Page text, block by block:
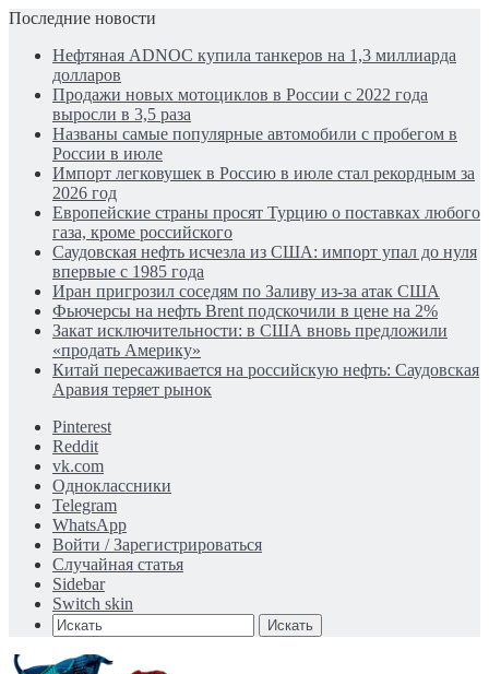
Последние новости
Нефтяная ADNOC купила танкеров на 1,3 миллиарда
долларов
Продажи новых мотоциклов в России с 2022 года
выросли в 3,5 раза
Названы самые популярные автомобили с пробегом в
России в июле
Импорт легковушек в Россию в июле стал рекордным за
2026 год
Европейские страны просят Турцию о поставках любого
газа, кроме российского
Саудовская нефть исчезла из США: импорт упал до нуля
впервые с 1985 года
Иран пригрозил соседям по Заливу из-за атак США
Фьючерсы на нефть Brent подскочили в цене на 2%
Закат исключительности: в США вновь предложили
«продать Америку»
Китай пересаживается на российскую нефть: Саудовская
Аравия теряет рынок
Pinterest
Reddit
vk.com
Одноклассники
Telegram
WhatsApp
Войти / Зарегистрироваться
Случайная статья
Sidebar
Switch skin
Искать